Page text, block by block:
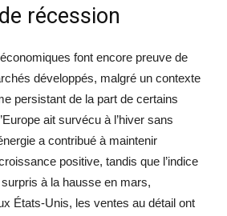
récession
font encore preuve de
développés, malgré un contexte
persistant de la part de certains
ait survécu à l’hiver sans
a contribué à maintenir
positive, tandis que l’indice
à la hausse en mars,
États-Unis, les ventes au détail ont